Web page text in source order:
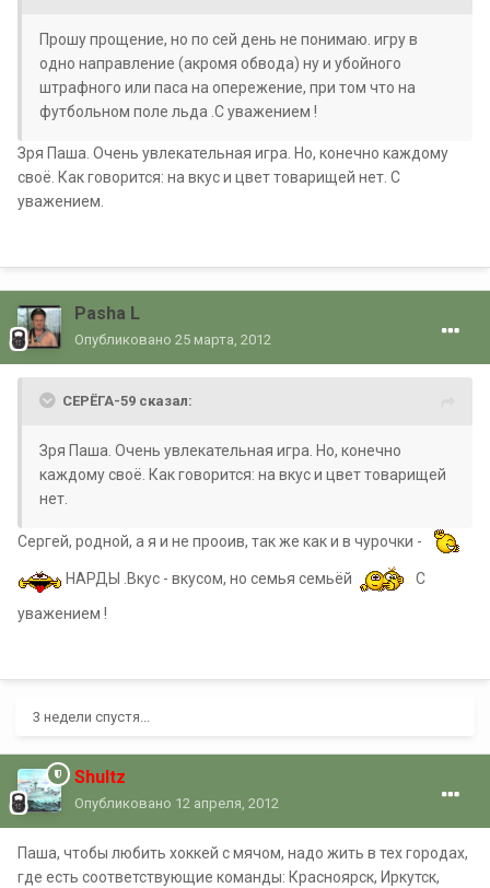
Прошу прощение, но по сей день не понимаю. игру в
одно направление (акромя обвода) ну и убойного
штрафного или паса на опережение, при том что на
футбольном поле льда .С уважением !
Зря Паша. Очень увлекательная игра. Но, конечно каждому
своё. Как говорится: на вкус и цвет товарищей нет. С
уважением.
Pasha L
Опубликовано 25 марта, 2012
СЕРЁГА-59 сказал:
Зря Паша. Очень увлекательная игра. Но, конечно
каждому своё. Как говорится: на вкус и цвет товарищей
нет.
Сергей, родной, а я и не прооив, так же как и в чурочки -
НАРДЫ .Вкус - вкусом, но семья семьёй С
уважением !
3 недели спустя...
Shultz
Опубликовано 12 апреля, 2012
Паша, чтобы любить хоккей с мячом, надо жить в тех городах,
где есть соответствующие команды: Красноярск, Иркутск,